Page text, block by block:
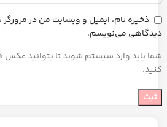
ذخیره نام، ایمیل و وبسایت من در مرورگر
دیدگاهی می‌نویسم.
شما باید وارد سیستم شوید تا بتوانید عکس
کنید.